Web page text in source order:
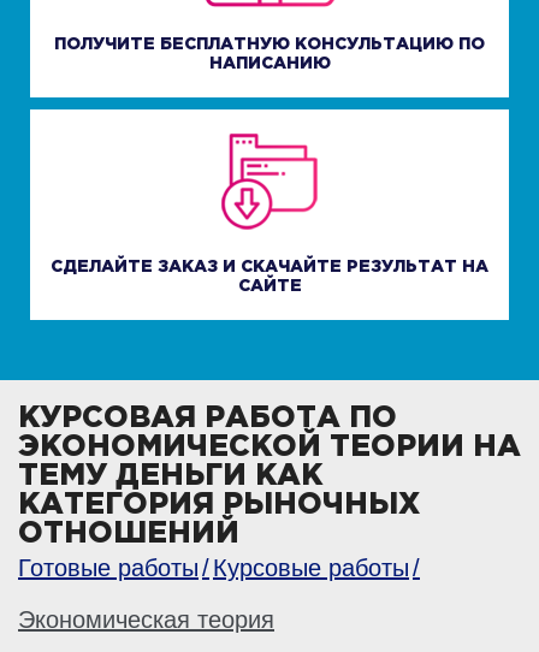
ПОЛУЧИТЕ БЕСПЛАТНУЮ КОНСУЛЬТАЦИЮ ПО
НАПИСАНИЮ
СДЕЛАЙТЕ ЗАКАЗ И СКАЧАЙТЕ РЕЗУЛЬТАТ НА
САЙТЕ
КУРСОВАЯ РАБОТА ПО
ЭКОНОМИЧЕСКОЙ ТЕОРИИ НА
ТЕМУ ДЕНЬГИ КАК
КАТЕГОРИЯ РЫНОЧНЫХ
ОТНОШЕНИЙ
Готовые работы
Курсовые работы
Экономическая теория